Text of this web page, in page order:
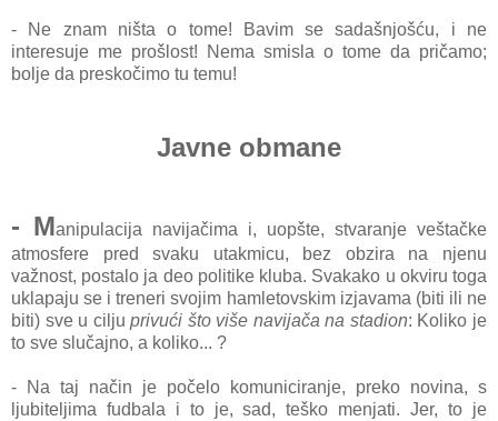
- Ne znam ništa o tome! Bavim se sadašnjošću, i ne
interesuje me prošlost! Nema smisla o tome da pričamo;
bolje da preskočimo tu temu!
Javne obmane
- Manipulacija navijačima i, uopšte, stvaranje veštačke
atmosfere pred svaku utakmicu, bez obzira na njenu
važnost, postalo ja deo politike kluba. Svakako u okviru toga
uklapaju se i treneri svojim hamletovskim izjavama (biti ili ne
biti) sve u ciljuprivući što više navijača na stadion: Koliko je
to sve slučajno, a koliko... ?
- Na taj način je počelo komuniciranje, preko novina, s
ljubiteljima fudbala i to je, sad, teško menjati. Jer, to je